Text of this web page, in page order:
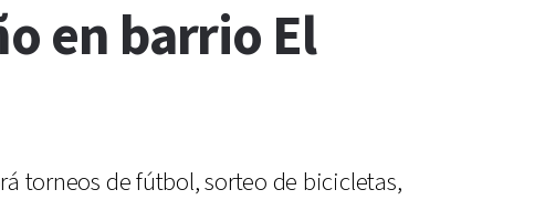
en barrio El
torneos de fútbol, sorteo de bicicletas,